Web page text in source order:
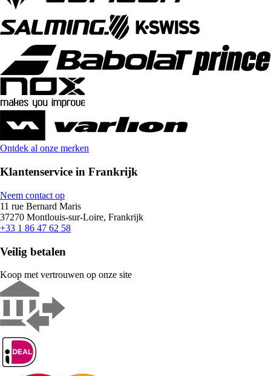
Ontdek al onze merken
Klantenservice in Frankrijk
Neem contact op
11 rue Bernard Maris
37270 Montlouis-sur-Loire, Frankrijk
+33 1 86 47 62 58
Veilig betalen
Koop met vertrouwen op onze site